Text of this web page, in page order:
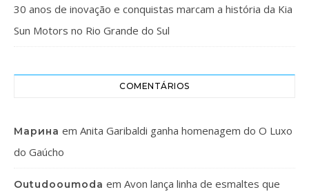
30 anos de inovação e conquistas marcam a história da Kia
Sun Motors no Rio Grande do Sul
COMENTÁRIOS
Марина em Anita Garibaldi ganha homenagem do O Luxo
do Gaúcho
Outudooumoda em Avon lança linha de esmaltes que